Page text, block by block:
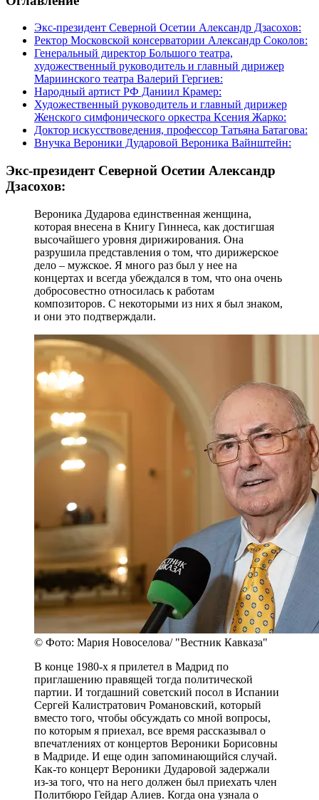
Экс-президент Северной Осетии Александр Дзасохов:
Ректор Московской консерватории Александр Соколов:
Генеральный директор Большого театра,
художественный руководитель и главный дирижер
Мариинского театра Валерий Гергиев:
Народный артист РФ Даниил Крамер:
Художественный руководитель и главный дирижер
Женского симфонического оркестра Ксения Жарко:
Доктор искусствоведения, профессор Татьяна Батагова:
Внучка Вероники Дударовой Вероника Вайнштейн:
Экс-президент Северной Осетии Александр
Дзасохов:
Вероника Дударова единственная женщина,
которая внесена в Книгу Гиннеса, как достигшая
высочайшего уровня дирижирования. Она
разрушила представления о том, что дирижерское
дело – мужское. Я много раз был у нее на
концертах и всегда убеждался в том, что она очень
добросовестно относилась к работам
композиторов. С некоторыми из них я был знаком,
и они это подтверждали.
© Фото: Мария Новоселова/ "Вестник Кавказа"
В конце 1980-х я прилетел в Мадрид по
приглашению правящей тогда политической
партии. И тогдашний советский посол в Испании
Сергей Калистратович Романовский, который
вместо того, чтобы обсуждать со мной вопросы,
по которым я приехал, все время рассказывал о
впечатлениях от концертов Вероники Борисовны
в Мадриде. И еще один запоминающийся случай.
Как-то концерт Вероники Дударовой задержали
из-за того, что на него должен был приехать член
Политбюро Гейдар Алиев. Когда она узнала о